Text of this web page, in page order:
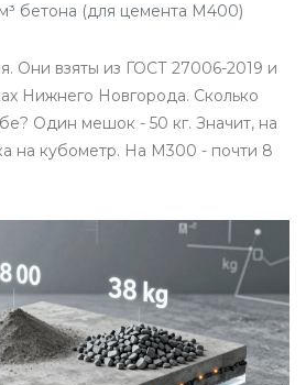
бетона (для цемента М400)
Они взяты из ГОСТ 27006-2019 и
Нижнего Новгорода. Сколько
Один мешок - 50 кг. Значит, на
на кубометр. На М300 - почти 8